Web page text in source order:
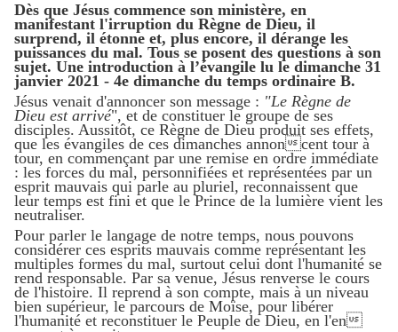
Dès que Jésus commence son ministère, en
manifestant l'irruption du Règne de Dieu, il
surprend, il étonne et, plus encore, il dérange les
puissances du mal. Tous se posent des questions à son
sujet. Une introduction à l’évangile lu le dimanche 31
janvier 2021 - 4e dimanche du temps ordinaire B.
Jésus venait d'annoncer son message : "Le Règne de
Dieu est arrivé", et de constituer le groupe de ses
disciples. Aussitôt, ce Règne de Dieu produit ses effets,
que les évangiles de ces dimanches annoncent tour à
tour, en commençant par une remise en ordre immédiate
: les forces du mal, personnifiées et représentées par un
esprit mauvais qui parle au pluriel, reconnaissent que
leur temps est fini et que le Prince de la lumière vient les
neutraliser.
Pour parler le langage de notre temps, nous pouvons
considérer ces esprits mauvais comme représentant les
multiples formes du mal, surtout celui dont l'humanité se
rend responsable. Par sa venue, Jésus renverse le cours
de l'histoire. Il reprend à son compte, mais à un niveau
bien supérieur, le parcours de Moïse, pour libérer
l'humanité et reconstituer le Peuple de Dieu, en l'en